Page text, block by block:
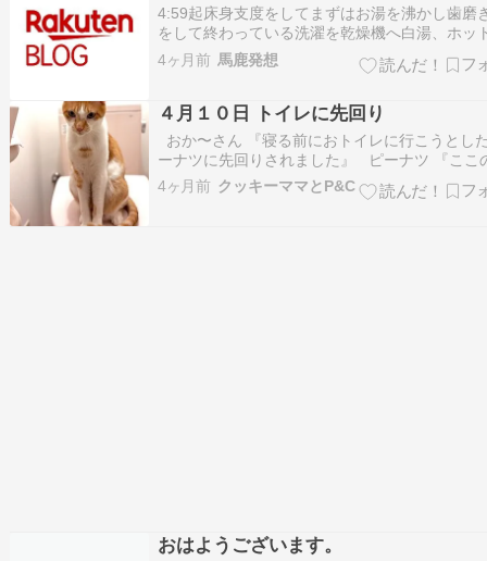
4:59起床身支度をしてまずはお湯を沸かし歯磨
をして終わっている洗濯を乾燥機へ白湯、ホッ
ェオレ準備仏壇の水替え、お線香、合掌白湯、
カフェオレを飲み麦茶3杯分を用意ラジオ体操
4ヶ月前 馬鹿発想
４月１０日 トイレに先回り
おか〜さん 『寝る前におトイレに行こうとし
ーナツに先回りされました』 ピーナツ 『ここ
が飲みたいねん』 おか〜さん 『今まではタン
の お水を飲んでましたが リフォーム後は手洗
4ヶ月前 クッキーママとP&C
おはようございます。